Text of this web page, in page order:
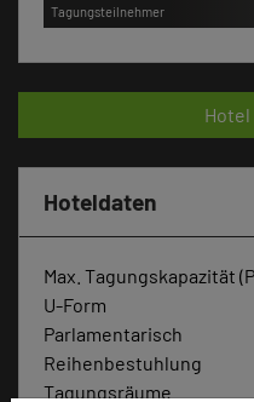
Tagungsteilnehmer
Hoteldaten
Max. Tagungskapazität
U-Form
Parlamentarisch
Reihenbestuhlung
Tagungsräume